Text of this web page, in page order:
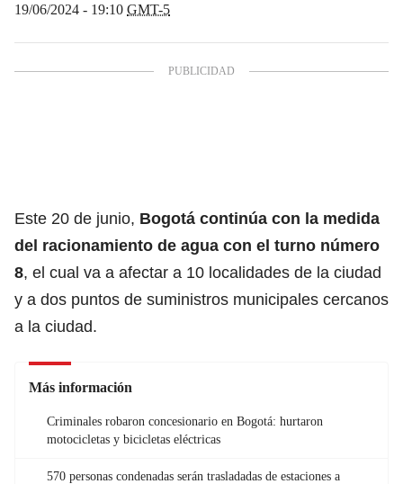
19/06/2024 - 19:10 GMT-5
Este 20 de junio, Bogotá continúa con la medida
del racionamiento de agua con el turno número
8, el cual va a afectar a 10 localidades de la ciudad
y a dos puntos de suministros municipales cercanos
a la ciudad.
Más información
Criminales robaron concesionario en Bogotá: hurtaron
motocicletas y bicicletas eléctricas
570 personas condenadas serán trasladadas de estaciones a